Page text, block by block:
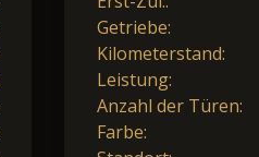
Getriebe:
Kilometerstand:
Leistung:
Anzahl der Türen:
Farbe: